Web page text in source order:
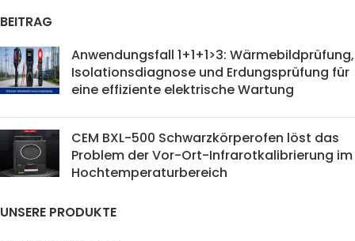
BEITRAG
Anwendungsfall 1+1+1>3: Wärmebildprüfung,
Isolationsdiagnose und Erdungsprüfung für
eine effiziente elektrische Wartung
CEM BXL-500 Schwarzkörperofen löst das
Problem der Vor-Ort-Infrarotkalibrierung im
Hochtemperaturbereich
UNSERE PRODUKTE